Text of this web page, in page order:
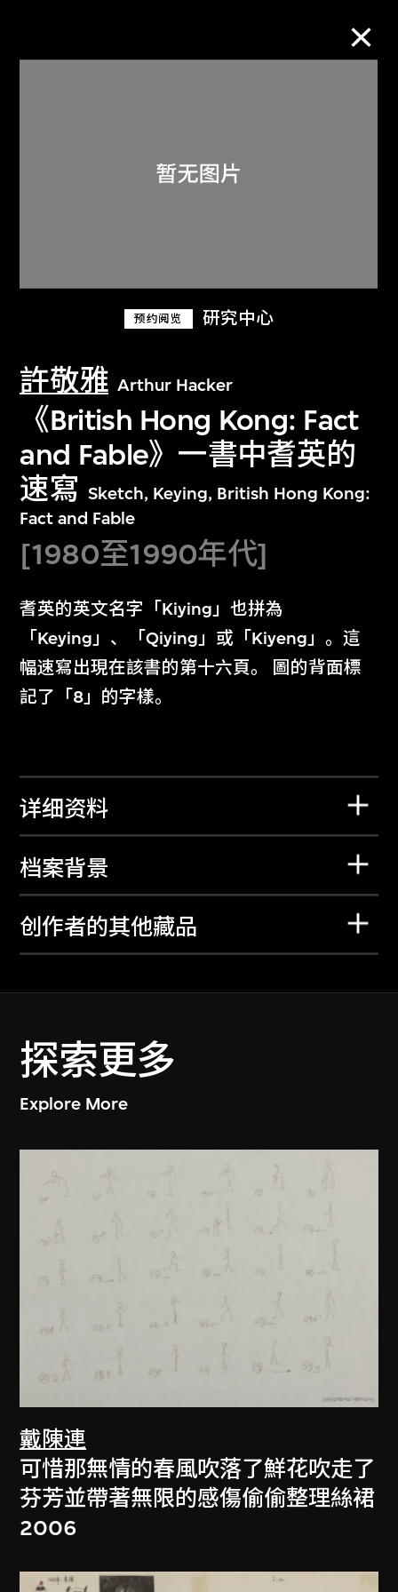
预约阅览 研究中心
許敬雅 Arthur Hacker
《British Hong Kong: Fact
and Fable》一書中耆英的
速寫 Sketch, Keying, British Hong Kong:
Fact and Fable
[1980至1990年代]
耆英的英文名字「Kiying」也拼為
「Keying」、「Qiying」或「Kiyeng」。這
幅速寫出現在該書的第十六頁。 圖的背面標
記了「8」的字樣。
详细资料
档案背景
创作者的其他藏品
探索更多
Explore More
戴陳連
可惜那無情的春風吹落了鮮花吹走了
芬芳並帶著無限的感傷偷偷整理絲裙
2006
关于M+藏品
探索世界顶级的二十及二十一世纪视觉
文化藏品。